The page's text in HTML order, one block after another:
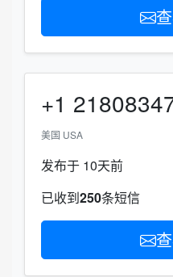
+1
美国 USA
发布于 10天前
已收到250条短信